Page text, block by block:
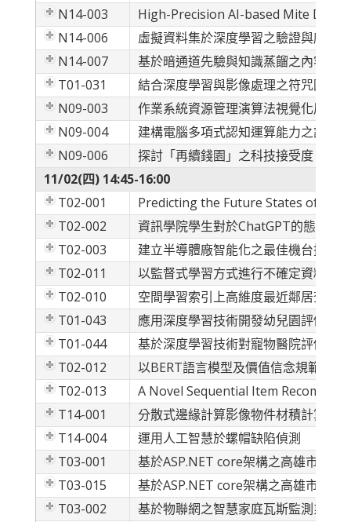
N14-003
High-Precision AI-based Mite
N14-006
虛擬資料集於深度學習之驗證與應用
N14-007
基於暗通道先驗與知識蒸餾之內容解
T01-031
結合深度學習與影像處理之符咒圖像
N09-003
作業系統資源管理演算法視覺化展示
N09-004
建構電腦多項式認知運算能力之設計
N09-006
探討「再續錢園」之科技接受度
11/02(四) 14:45-16:00
T02-001
Predicting the Future States of
T02-002
資訊學院學生對於ChatGPT的態度及
T02-003
建立半導體廠智能化之最佳機台排序
T02-011
以監督式學習方式進行不確定資料流
T02-010
空間學習索引上高維度最近鄰居查詢
T01-043
應用深度學習技術開發幼兒園評價推
T01-044
基於深度學習技術對寵物醫院評價推
T02-012
以BERT語言模型及價值信念規範理
T02-013
A Novel Sequential Item
T14-001
分散式邊緣計算影像物件材積計算偵
T14-004
運用人工智慧於螺帽缺陷偵測
T03-001
基於ASP.NET core架構之高雄市特
T03-015
基於ASP.NET core架構之高雄市特
T03-002
基於物聯網之智慧家庭瓦斯監測系統